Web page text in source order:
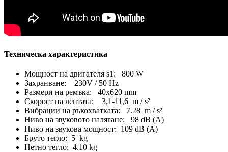
Техническа характеристика
Мощност на двигателя s1: 800 W
Захранване: 230V / 50 Hz
Размери на ремъка: 40x620 mm
Скорост на лентата: 3,1-11,6 m / s²
Вибрации на ръкохватката: 7.28 m / s²
Ниво на звуковото налягане: 98 dB (A)
Ниво на звукова мощност: 109 dB (A)
Бруто тегло: 5 kg
Нетно тегло: 4.10 kg